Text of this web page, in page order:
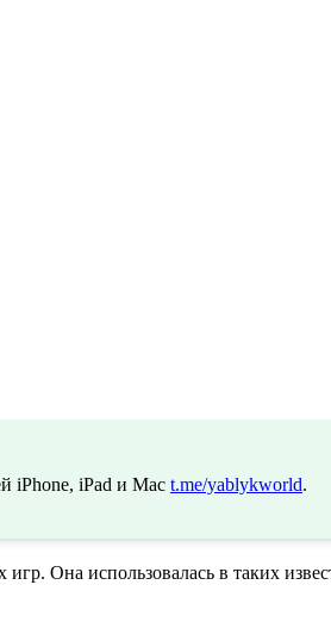
iPhone, iPad и Mac t.me/yablykworld.
Она использовалась в таких